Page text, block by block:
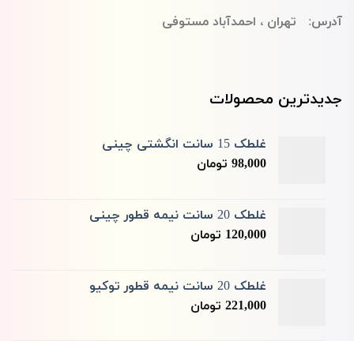
آدرس: تهران ، احمدآباد مستوفی
جدیدترین محصولات
غلطک 15 سانت انگشتی چینی
98,000 تومان
غلطک 20 سانت نیمه قطور چینی
120,000 تومان
غلطک 20 سانت نیمه قطور توکیو
221,000 تومان